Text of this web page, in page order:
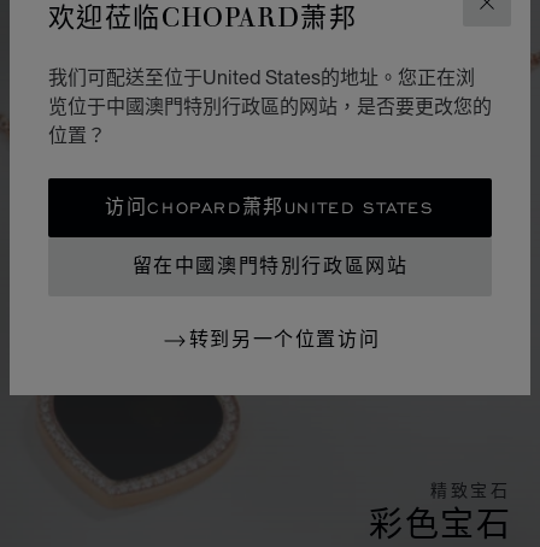
关闭
欢迎莅临CHOPARD萧邦
我们可配送至位于United States的地址。您正在浏
览位于中國澳門特別行政區的网站，是否要更改您的
位置？
访问CHOPARD萧邦UNITED STATES
留在中國澳門特別行政區网站
转到另一个位置访问
精致宝石
彩色宝石